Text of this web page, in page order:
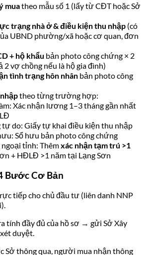
muatheo mẫu số 1 (lấy từ CĐT hoặc Sở
trạng nhà ở & điều kiện thu nhập (có
UBND phường/xã hoặc cơ quan, đơn
+ hộ khẩu bản photo công chứng × 2
2 vợ chồng nếu là hộ gia đình)
tình trạng hôn nhân bản photo công
theo từng trường hợp:
Xác nhận lương 1–3 tháng gần nhất
tự do: Giấy tự khai điều kiện thu nhập
Sổ hưu bản photo công chứng
tỉnh: Thêmxác nhận tạm trú >1
+ HĐLĐ >1 năm tại Lạng Sơn
Bước Cơ Bản
tiếp cho chủ đầu tư (liên danh NNP
tính đầy đủ của hồ sơ → gửi Sở Xây
duyệt.
Sở thông qua, người mua nhận thông